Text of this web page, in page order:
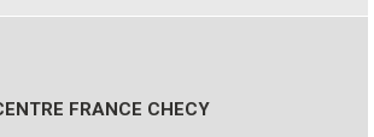
FRANCE CHECY